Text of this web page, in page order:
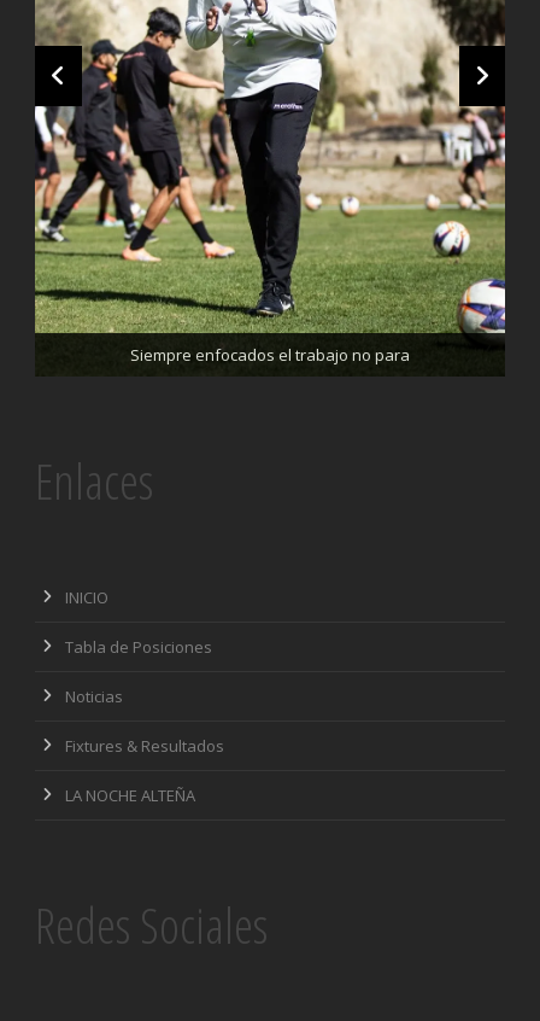
Siempre enfocados el trabajo no para
Trabajando enfocados, listos para el partido de mañana
Enlaces
INICIO
Tabla de Posiciones
Noticias
Fixtures & Resultados
LA NOCHE ALTEÑA
Redes Sociales